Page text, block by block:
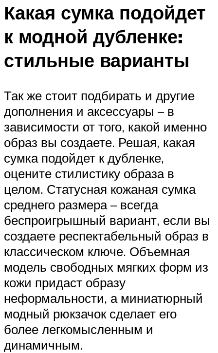
Какая сумка подойдет
к модной дубленке:
стильные варианты
Так же стоит подбирать и другие
дополнения и аксессуары – в
зависимости от того, какой именно
образ вы создаете. Решая, какая
сумка подойдет к дубленке,
оцените стилистику образа в
целом. Статусная кожаная сумка
среднего размера – всегда
беспроигрышный вариант, если вы
создаете респектабельный образ в
классическом ключе. Объемная
модель свободных мягких форм из
кожи придаст образу
неформальности, а миниатюрный
модный рюкзачок сделает его
более легкомысленным и
динамичным.